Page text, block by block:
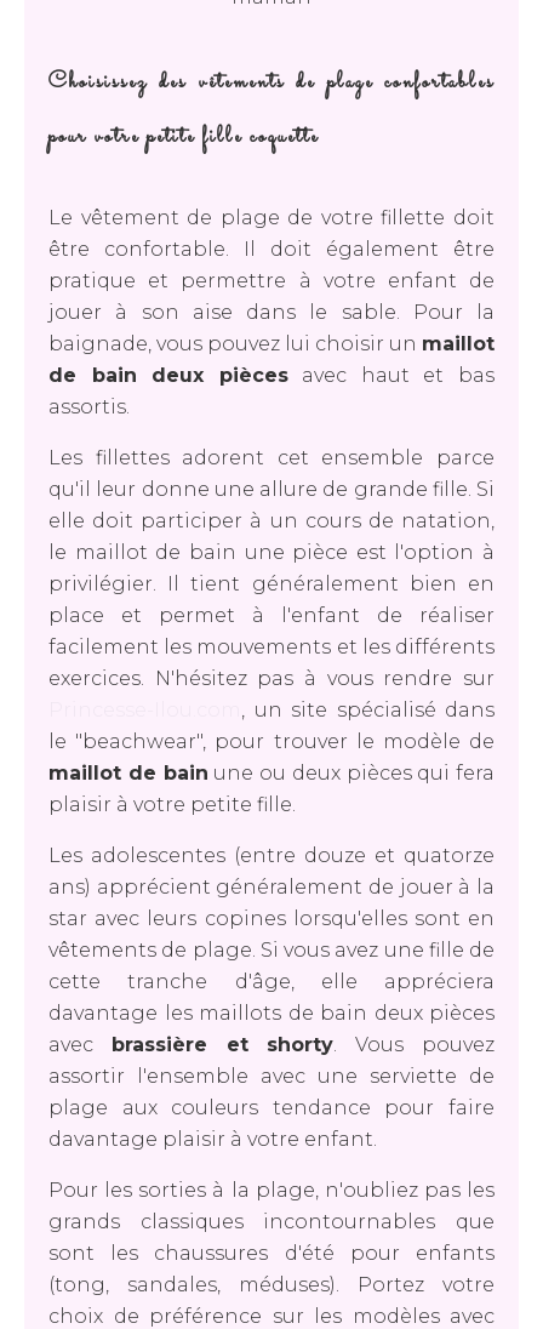
Choisissez des vêtements de plage confortables
pour votre petite fille coquette
Le vêtement de plage de votre fillette doit
être confortable. Il doit également être
pratique et permettre à votre enfant de
jouer à son aise dans le sable. Pour la
baignade, vous pouvez lui choisir un maillot
de bain deux piècesavec haut et bas
assortis.
Les fillettes adorent cet ensemble parce
qu'il leur donne une allure de grande fille. Si
elle doit participer à un cours de natation,
le maillot de bain une pièce est l'option à
privilégier. Il tient généralement bien en
place et permet à l'enfant de réaliser
facilement les mouvements et les différents
exercices. N'hésitez pas à vous rendre sur
, un site spécialisé dans
le "beachwear", pour trouver le modèle de
maillot de bain une ou deux pièces qui fera
plaisir à votre petite fille.
Les adolescentes (entre douze et quatorze
ans) apprécient généralement de jouer à la
star avec leurs copines lorsqu'elles sont en
vêtements de plage. Si vous avez une fille de
cette tranche d'âge, elle appréciera
davantage les maillots de bain deux pièces
avec
brassière et shorty. Vous pouvez
assortir l'ensemble avec une serviette de
plage aux couleurs tendance pour faire
davantage plaisir à votre enfant.
Pour les sorties à la plage, n'oubliez pas les
grands classiques incontournables que
sont les chaussures d'été pour enfants
(tong, sandales, méduses). Portez votre
choix de préférence sur les modèles avec